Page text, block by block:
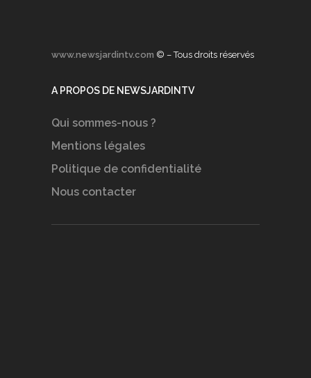
www.newsjardintv.com © – Tous droits réservés
A PROPOS DE NEWSJARDINTV
Qui sommes-nous ?
Mentions légales
Politique de confidentialité
Nous contacter